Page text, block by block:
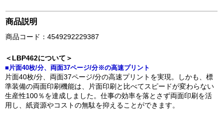
商品説明
商品コード：4549292229387
＜LBP462について＞
■片面40枚/分、両面37ページ/分※の高速プリント
片面40枚/分、両面37ページ/分の高速プリントを実現。しかも、標
準装備の両面印刷機能は、片面印刷と比べてスピードが変わらない
生産性100％を達成しました。仕事の効率を落とさず両面印刷を活
用し、紙資源やコストの無駄を抑えることができます。